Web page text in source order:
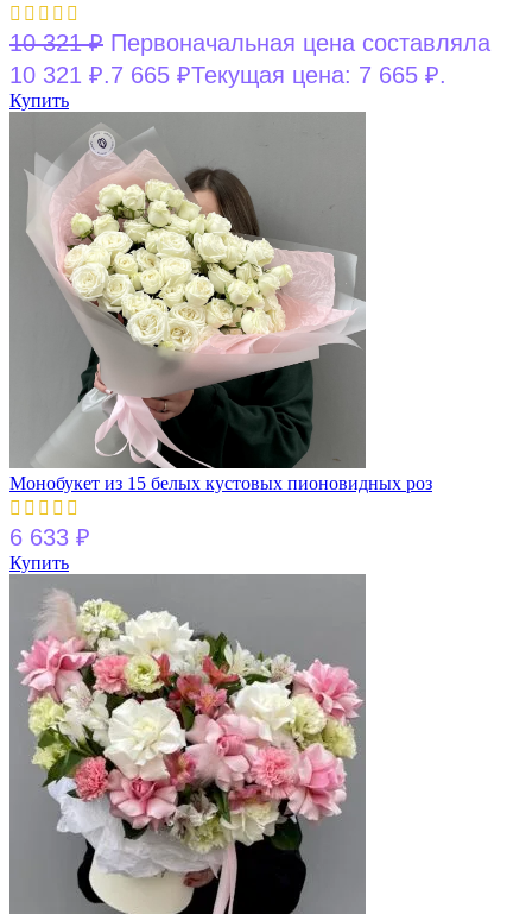
10 321₽ Первоначальная цена составляла
10 321 ₽.7 665 ₽Текущая цена: 7 665 ₽.
Купить
Монобукет из 15 белых кустовых пионовидных роз
6 633 ₽
Купить